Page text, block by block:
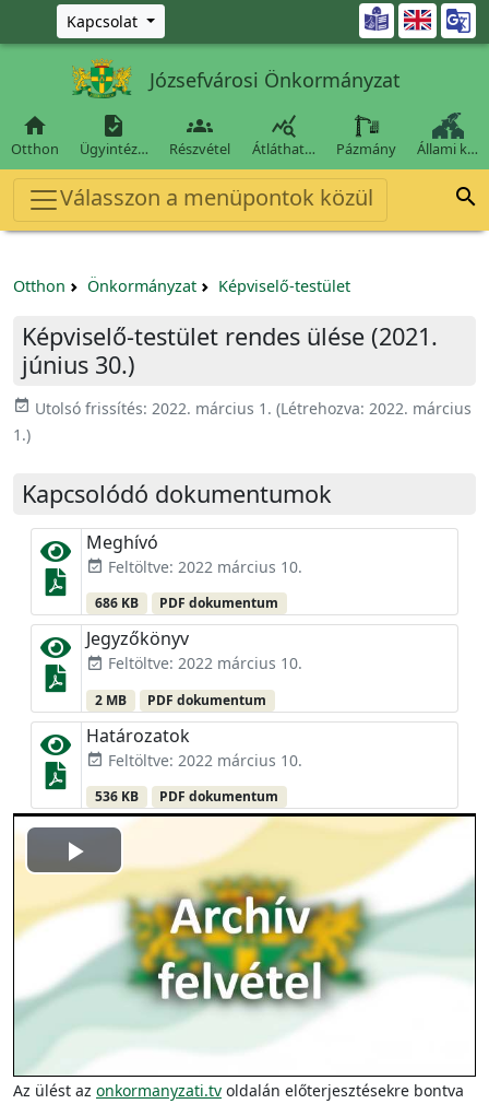
Ugrás a fő tartalomra
Kapcsolat 
Józsefvárosi Önkormányzat

Otthon

Ügyintéz…

Részvétel

Átláthat… Pázmány Állami k…
Válasszon a menüpontok közül 
Otthon Önkormányzat Képviselő-testület
Képviselő-testület rendes ülése (2021.
június 30.)
event_available Utolsó frissítés: 2022. március 1. (Létrehozva: 2022. március
1.)
Kapcsolódó dokumentumok
Meghívó
event_available Feltöltve: 2022 március 10.
686 KB PDF dokumentum
Jegyzőkönyv
event_available Feltöltve: 2022 március 10.
2 MB PDF dokumentum
Határozatok
event_available Feltöltve: 2022 március 10.
536 KB PDF dokumentum
Play
Video
Az ülést az onkormanyzati.tv oldalán előterjesztésekre bontva